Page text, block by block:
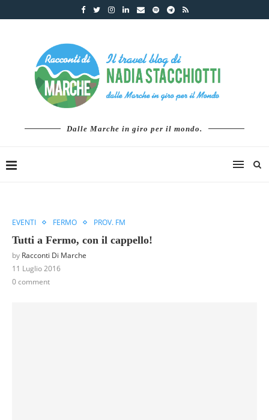
Dalle Marche in giro per il mondo.
EVENTI FERMO PROV. FM
Tutti a Fermo, con il cappello!
by Racconti Di Marche
11 Luglio 2016
0 comment